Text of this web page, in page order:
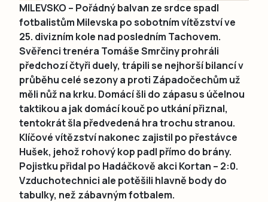
MILEVSKO – Pořádný balvan ze srdce spadl
fotbalistům Milevska po sobotním vítězství ve
25. divizním kole nad posledním Tachovem.
Svěřenci trenéra Tomáše Smrčiny prohráli
předchozí čtyři duely, trápili se nejhorší bilancí v
průběhu celé sezony a proti Západočechům už
měli nůž na krku. Domácí šli do zápasu s účelnou
taktikou a jak domácí kouč po utkání přiznal,
tentokrát šla předvedená hra trochu stranou.
Klíčové vítězství nakonec zajistil po přestávce
Hušek, jehož rohový kop padl přímo do brány.
Pojistku přidal po Hadáčkově akci Kortan – 2:0.
Vzduchotechnici ale potěšili hlavně body do
tabulky, než zábavným fotbalem.